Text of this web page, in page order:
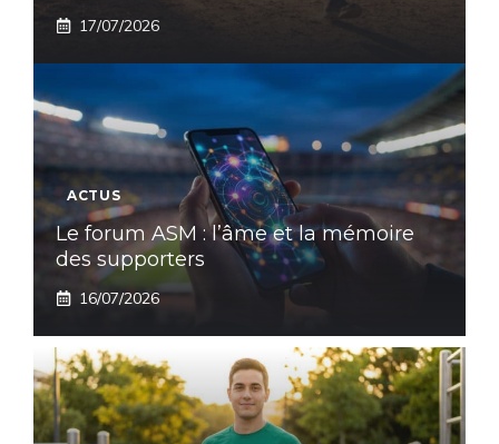
17/07/2026
ACTUS
Le forum ASM : l’âme et la mémoire
des supporters
16/07/2026